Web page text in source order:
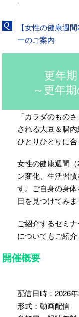
【女性の健康週
ーのご案内
更年
～更年
「カラダのもの
される大豆＆腸
ひとりひとりに合
女性の健康週間
ン変化、生活習
す。ご自身の身
日を見つけてみま
ご紹介するセミ
についてもご紹介
開催概要
配信日時：2026
形式：動画配信